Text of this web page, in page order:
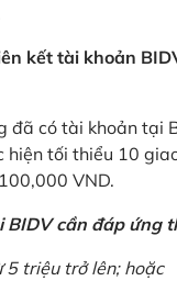
kết tài khoản
đã có tài khoản
tối thiểu 10
VND.
cần đáp ứng
5 triệu trở lên; hoặc